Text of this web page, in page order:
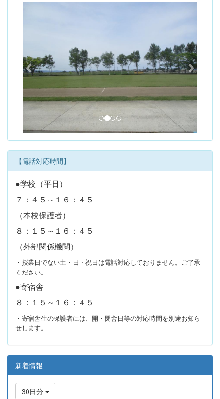
i
o
u
s
t
【電話対応時間】
●学校（平日）
７：４５～１６：４５
（本校保護者）
８：１５～１６：４５
（外部関係機関）
・授業日でない土・日・祝日は電話対応しておりません。ご了承
ください。
●寄宿舎
８：１５～１６：４５
・寄宿舎生の保護者には、開・閉舎日等の対応時間を別途お知ら
せします。
新着情報
30日分